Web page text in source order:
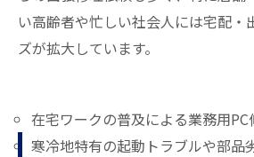
い高齢者や忙しい社会人には宅配・
ズが拡大しています。
在宅ワークの普及による業務用PC
寒冷地特有の起動トラブルや部品